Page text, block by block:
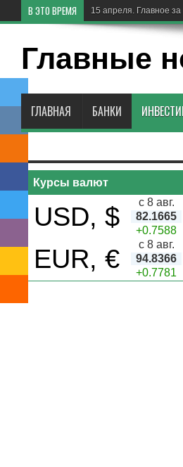
В ЭТО ВРЕМЯ 15 апреля. Главное за
Главные
ГЛАВНАЯ БАНКИ
Курсы валют
USD, $ с 8 авг.
82.1665
+0.7588
EUR, € с 8 авг.
94.8366
+0.7781